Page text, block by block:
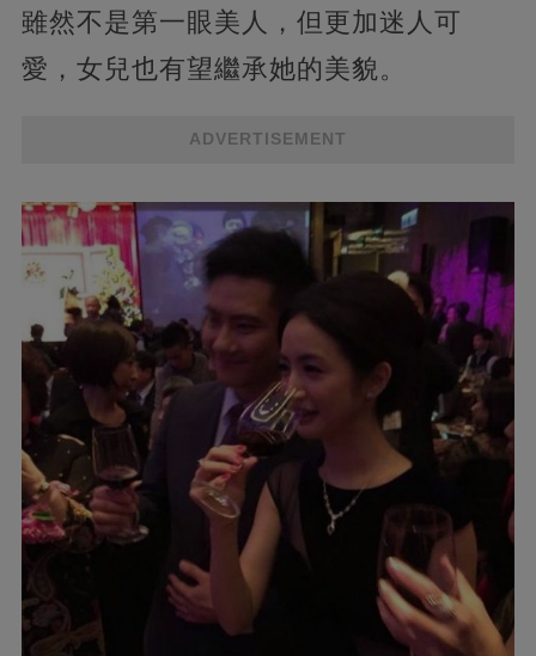
雖然不是第一眼美人，但更加迷人可
愛，女兒也有望繼承她的美貌。
ADVERTISEMENT